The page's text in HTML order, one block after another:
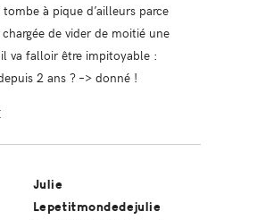
à pique d’ailleurs parce
de vider de moitié une
va falloir être impitoyable :
2 ans ? –> donné !
Julie
Lepetitmondedejulie